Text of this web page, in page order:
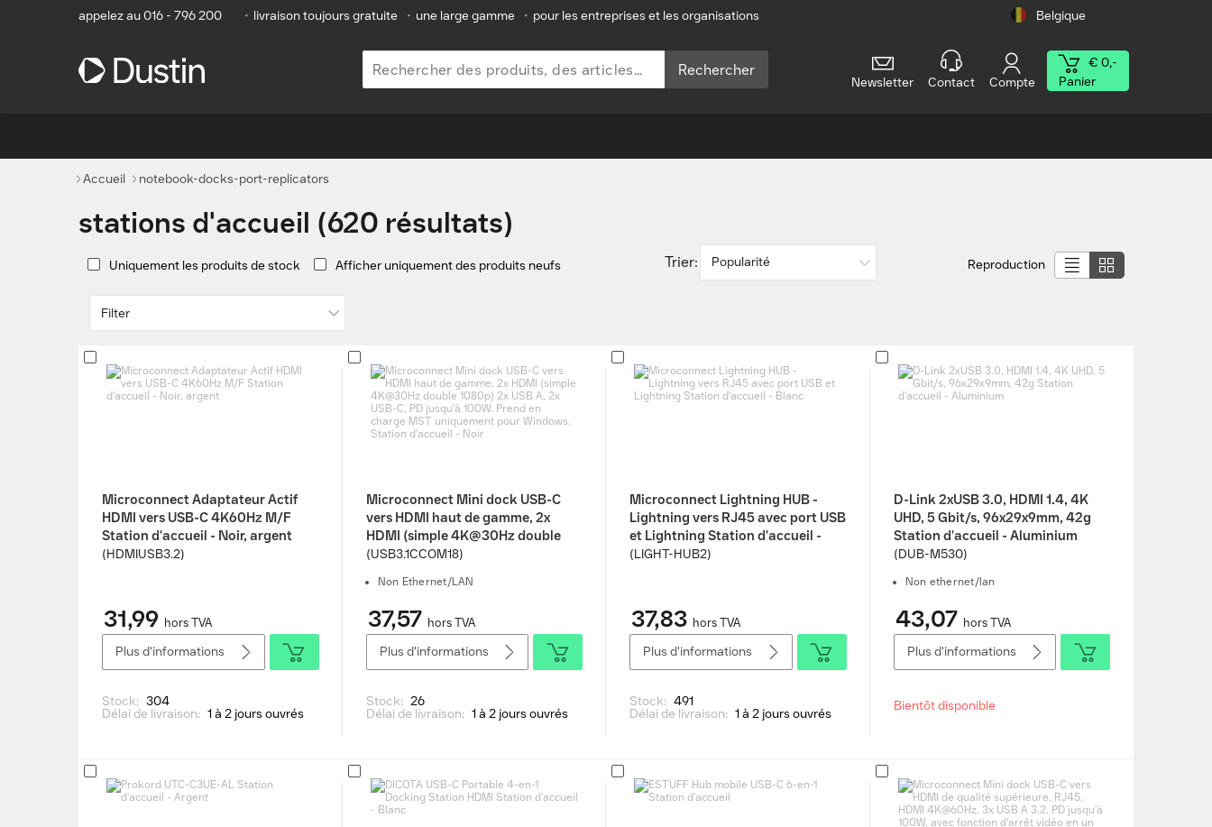
appelez au 016 - 796 200 • livraison toujours gratuite • une large gamme • pour les entreprises et les organisations Belgique
Rechercher
Newsletter Contact Compte
€ 0,-
Panier
Accueil notebook-docks-port-replicators
stations d'accueil (620 résultats)
Uniquement les produits de stock Afficher uniquement des produits neufs Trier: Popularité Reproduction
Filter
Microconnect Adaptateur Actif
HDMI vers USB-C 4K60Hz M/F
Station d'accueil - Noir, argent
(HDMIUSB3.2)
31,99 hors TVA
Plus d'informations
Stock: 304
Délai de livraison: 1 à 2 jours ouvrés
Microconnect Mini dock USB-C
vers HDMI haut de gamme, 2x
HDMI (simple 4K@30Hz double
1080p) 2x USB A, 2x USB-C, PD
MST uniquement pour Windows.
Station d'accueil - Noir
(USB3.1CCOM18)
Non Ethernet/LAN
37,57 hors TVA
Plus d'informations
Stock: 26
Délai de livraison: 1 à 2 jours ouvrés
Microconnect Lightning HUB -
Lightning vers RJ45 avec port USB
et Lightning Station d'accueil -
Blanc
(LIGHT-HUB2)
37,83 hors TVA
Plus d'informations
Stock: 491
Délai de livraison: 1 à 2 jours ouvrés
D-Link 2xUSB 3.0, HDMI 1.4, 4K
UHD, 5 Gbit/s, 96x29x9mm, 42g
Station d'accueil - Aluminium
(DUB-M530)
Non ethernet/lan
43,07 hors TVA
Plus d'informations
Bientôt disponible